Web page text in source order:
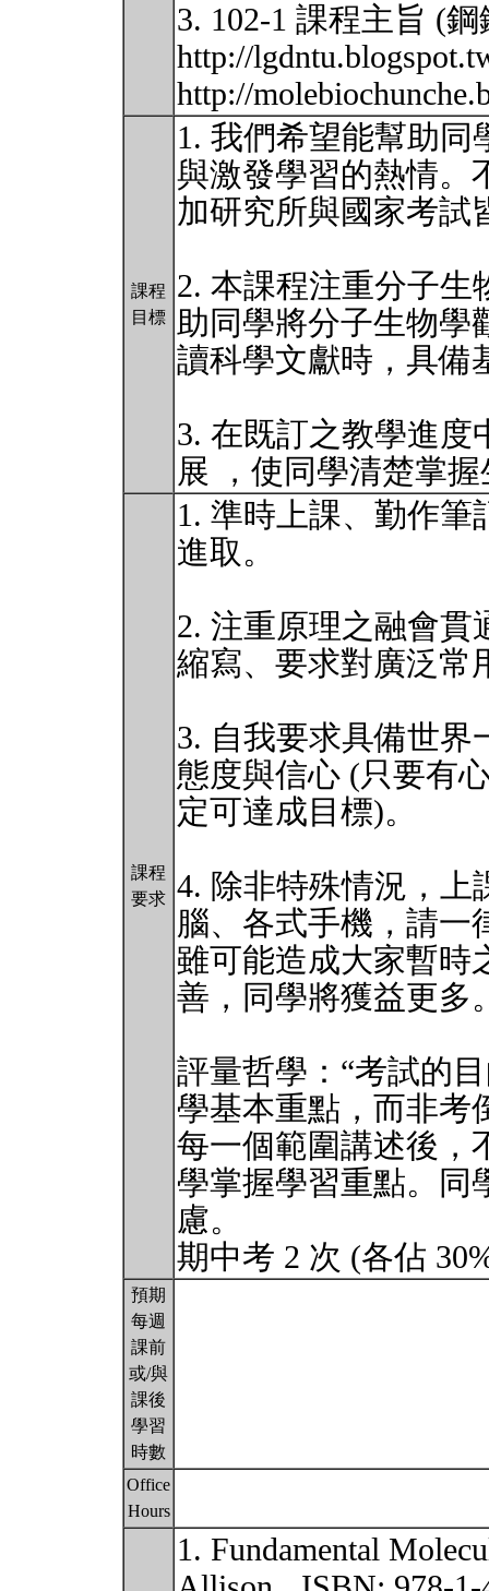
3. 102-1 課程主旨 (
http://
http://
課程
目標
1. 我們希望能幫助
與激發學習的熱情。
加研究所與國家考試
2. 本課程注重分子生
助同學將分子生物學
讀科學文獻時，具備
3. 在既訂之教學進度
展 ，使同學清楚掌
課程
要求
1. 準時上課、勤作
進取。
2. 注重原理之融會貫
縮寫、要求對廣泛常
3. 自我要求具備世界
態度與信心 (只要有
定可達成目標)。
4. 除非特殊情況，上
腦、各式手機，請一
雖可能造成大家暫時
善，同學將獲益更多
評量哲學：“考試的
學基本重點，而非考
每一個範圍講述後，
學掌握學習重點。同
慮。
期中考 2 次 (各佔
預期
每週
課前
或/與
課後
學習
時數
Office
Hours
1. Fundamental